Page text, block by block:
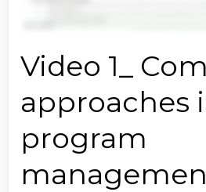
Video 1_
approaches
program